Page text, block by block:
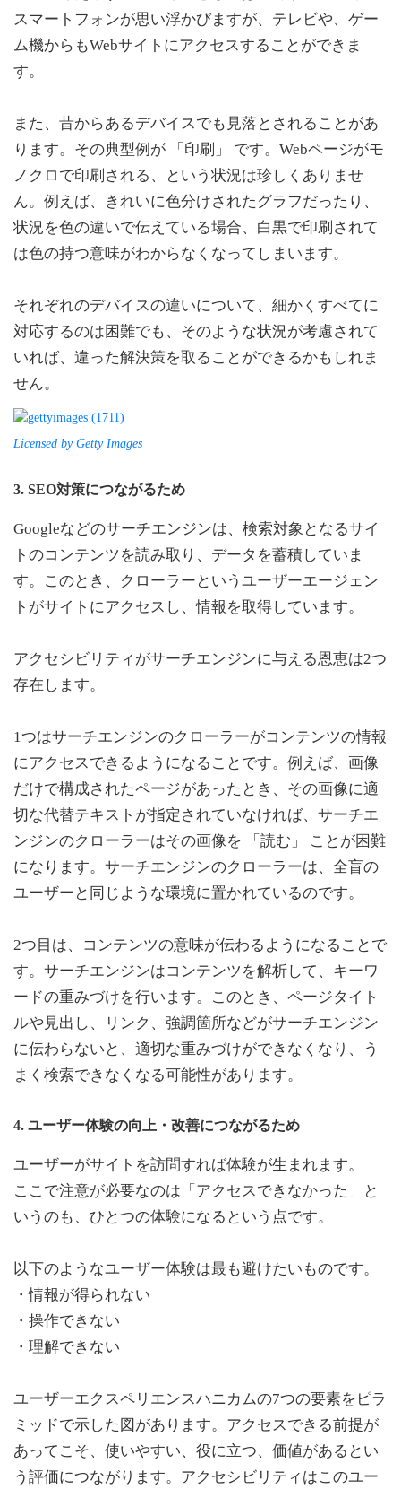
スマートフォンが思い浮かびますが、テレビや、ゲー
ム機からもWebサイトにアクセスすることができま
す。
また、昔からあるデバイスでも見落とされることがあ
ります。その典型例が 「印刷」 です。Webページがモ
ノクロで印刷される、という状況は珍しくありませ
ん。例えば、きれいに色分けされたグラフだったり、
状況を色の違いで伝えている場合、白黒で印刷されて
は色の持つ意味がわからなくなってしまいます。
それぞれのデバイスの違いについて、細かくすべてに
対応するのは困難でも、そのような状況が考慮されて
いれば、違った解決策を取ることができるかもしれま
せん。
Licensed by Getty Images
3. SEO対策につながるため
Googleなどのサーチエンジンは、検索対象となるサイ
トのコンテンツを読み取り、データを蓄積していま
す。このとき、クローラーというユーザーエージェン
トがサイトにアクセスし、情報を取得しています。
アクセシビリティがサーチエンジンに与える恩恵は2つ
存在します。
1つはサーチエンジンのクローラーがコンテンツの情報
にアクセスできるようになることです。例えば、画像
だけで構成されたページがあったとき、その画像に適
切な代替テキストが指定されていなければ、サーチエ
ンジンのクローラーはその画像を 「読む」 ことが困難
になります。サーチエンジンのクローラーは、全盲の
ユーザーと同じような環境に置かれているのです。
2つ目は、コンテンツの意味が伝わるようになることで
す。サーチエンジンはコンテンツを解析して、キーワ
ードの重みづけを行います。このとき、ページタイト
ルや見出し、リンク、強調箇所などがサーチエンジン
に伝わらないと、適切な重みづけができなくなり、う
まく検索できなくなる可能性があります。
4. ユーザー体験の向上・改善につながるため
ユーザーがサイトを訪問すれば体験が生まれます。
ここで注意が必要なのは「アクセスできなかった」と
いうのも、ひとつの体験になるという点です。
以下のようなユーザー体験は最も避けたいものです。
・情報が得られない
・操作できない
・理解できない
ユーザーエクスペリエンスハニカムの7つの要素をピラ
ミッドで示した図があります。アクセスできる前提が
あってこそ、使いやすい、役に立つ、価値があるとい
う評価につながります。アクセシビリティはこのユー